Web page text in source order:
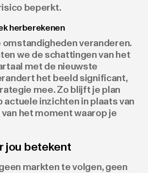
beperkt.
herberekenen
omstandigheden veranderen.
we de schattingen van het
met de nieuwste
het beeld significant,
mee. Zo blijft je plan
actuele inzichten in plaats van
het moment waarop je
jou betekent
markten te volgen, geen